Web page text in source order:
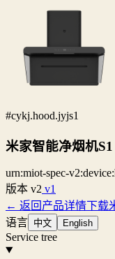
#cykj.hood.jyjs1
米家智能净烟机S1
urn:miot-spec-
版本 v2 v1
← 返回产品详情下载
语言 中文 English
Service tree